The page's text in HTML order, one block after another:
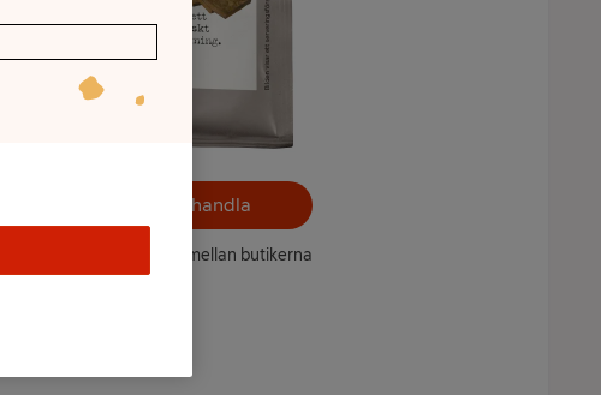
Välj butik och handla
Sortimentet kan variera mellan butikerna